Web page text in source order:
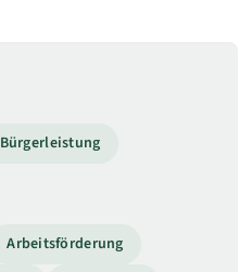
Bürgerleistung
Arbeitsförderung